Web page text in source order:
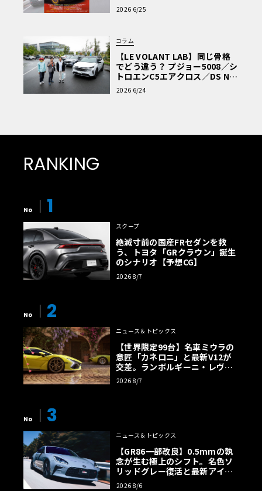
車Q&A」
2026 6/25
コラム
【LE VOLANT LAB】同じ骨格
でどう違う？ プジョー5008／シ
トロエンC5エアクロス／DS Nº4
読者一気乗りレポート
2026 6/24
RANKING
No 1
スクープ
絶滅寸前の国産FRセダンを救
う、トヨタ「GRクラウン」誕生
のシナリオ【予想CG】
2026 8/7
No 2
ニュース＆トピックス
【世界限定99台】名車ミウラの
意匠「カネロニ」と最新V12が
交差。ランボルギーニ・レヴエ
ルトに60周年記念車が登場
2026 8/7
No 3
ニュース＆トピックス
【GR86一部改良】0.5mmの執
念が生む極上のシフト。名色ソ
リッドグレー復活と最新アイサ
イトでFRの極みへ
2026 8/6